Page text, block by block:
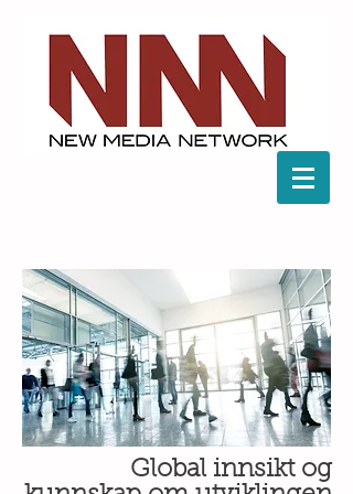
Global innsikt og